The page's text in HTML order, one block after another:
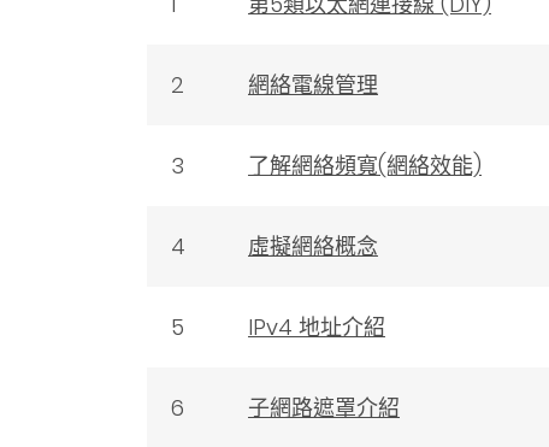
2 網絡電線管理
3 了解網絡頻寬(網絡效能)
4 虛擬網絡概念
5 IPv4 地址介紹
6 子網路遮罩介紹